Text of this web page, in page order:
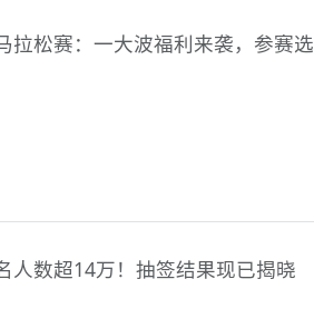
松赛：一大波福利来袭，参赛选
数超14万！抽签结果现已揭晓